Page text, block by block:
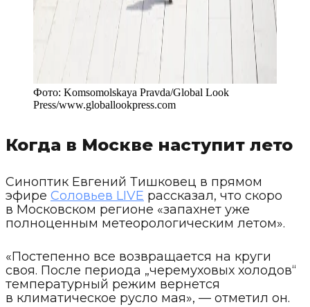
Фото: Komsomolskaya Pravda/Global Look
Press/www.globallookpress.com
Когда в Москве наступит лето
Синоптик Евгений Тишковец в прямом
эфире Соловьев LIVE рассказал, что скоро
в Московском регионе «запахнет уже
полноценным метеорологическим летом».
«Постепенно все возвращается на круги
своя. После периода „черемуховых холодов“
температурный режим вернется
в климатическое русло мая», — отметил он.